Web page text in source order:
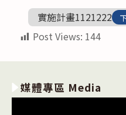
實施計畫1121222
Post Views: 144
媒體專區 Media